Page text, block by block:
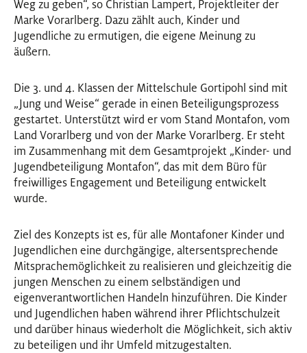
Weg zu geben“, so Christian Lampert, Projektleiter der
Marke Vorarlberg. Dazu zählt auch, Kinder und
Jugendliche zu ermutigen, die eigene Meinung zu
äußern.
Die 3. und 4. Klassen der Mittelschule Gortipohl sind mit
„Jung und Weise“ gerade in einen Beteiligungsprozess
gestartet. Unterstützt wird er vom Stand Montafon, vom
Land Vorarlberg und von der Marke Vorarlberg. Er steht
im Zusammenhang mit dem Gesamtprojekt „Kinder- und
Jugendbeteiligung Montafon“, das mit dem Büro für
freiwilliges Engagement und Beteiligung entwickelt
wurde.
Ziel des Konzepts ist es, für alle Montafoner Kinder und
Jugendlichen eine durchgängige, altersentsprechende
Mitsprachemöglichkeit zu realisieren und gleichzeitig die
jungen Menschen zu einem selbständigen und
eigenverantwortlichen Handeln hinzuführen. Die Kinder
und Jugendlichen haben während ihrer Pflichtschulzeit
und darüber hinaus wiederholt die Möglichkeit, sich aktiv
zu beteiligen und ihr Umfeld mitzugestalten.